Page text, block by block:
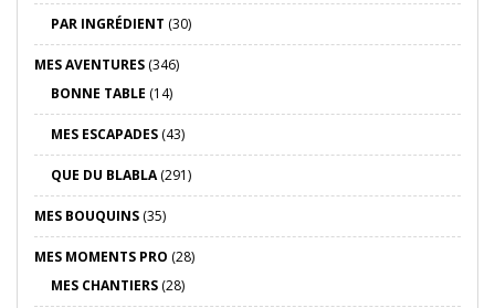
PAR INGRÉDIENT (30)
MES AVENTURES (346)
BONNE TABLE (14)
MES ESCAPADES (43)
QUE DU BLABLA(291)
MES BOUQUINS (35)
MES MOMENTS PRO (28)
MES CHANTIERS (28)